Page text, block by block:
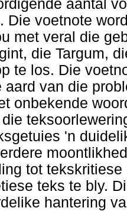
aantal
Die voetnote
met veral die
die Targum,
te los. Die
aard van die
onbekende
'n
tot
teks te bly.
hantering